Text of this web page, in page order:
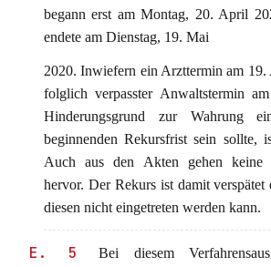
begann erst am Montag, 20. April
endete am Dienstag, 19. Mai
2020. Inwiefern ein Arzttermin am
folglich verpasster Anwaltstermin
Hinderungsgrund zur Wahrung
beginnenden Rekursfrist sein sollte,
Auch aus den Akten gehen keine
hervor. Der Rekurs ist damit verspätet
diesen nicht eingetreten werden kann.
E. 5
Bei diesem